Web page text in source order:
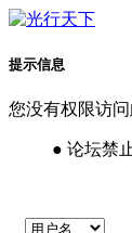
提示信息
您没有权限访
● 论坛禁